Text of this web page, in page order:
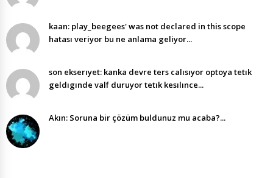
kaan: play_beegees' was not declared in this scope
hatası veriyor bu ne anlama geliyor...
son ekserıyet: kanka devre ters calısıyor optoya tetık
geldıgınde valf duruyor tetık kesılınce...
Akın: Soruna bir çözüm buldunuz mu acaba?...